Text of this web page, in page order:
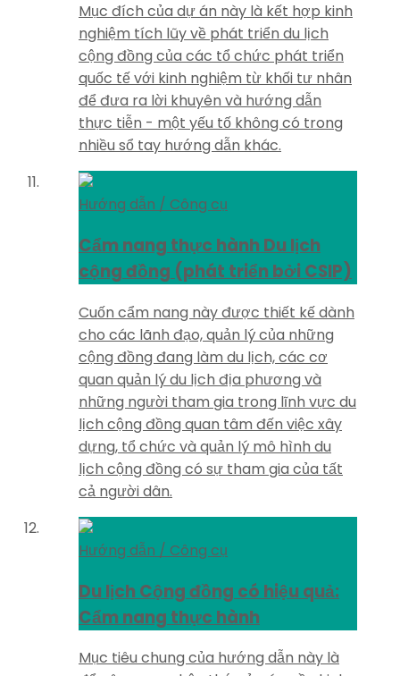
Mục đích của dự án này là kết hợp kinh
nghiệm tích lũy về phát triển du lịch
cộng đồng của các tổ chức phát triển
quốc tế với kinh nghiệm từ khối tư nhân
để đưa ra lời khuyên và hướng dẫn
thực tiễn - một yếu tố không có trong
nhiều sổ tay hướng dẫn khác.
Hướng dẫn / Công cụ
Cẩm nang thực hành Du lịch
cộng đồng (phát triển bởi CSIP)
Cuốn cẩm nang này được thiết kế dành
cho các lãnh đạo, quản lý của những
cộng đồng đang làm du lịch, các cơ
quan quản lý du lịch địa phương và
những người tham gia trong lĩnh vực du
lịch cộng đồng quan tâm đến việc xây
dựng, tổ chức và quản lý mô hình du
lịch cộng đồng có sự tham gia của tất
cả người dân.
Hướng dẫn / Công cụ
Du lịch Cộng đồng có hiệu quả:
Cẩm nang thực hành
Mục tiêu chung của hướng dẫn này là